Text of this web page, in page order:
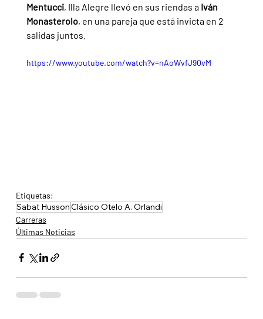
Mentucci, Illa Alegre llevó en sus riendas a Iván
Monasterolo, en una pareja que está invicta en 2
salidas juntos.
https://www.youtube.com/watch?v=nAoWvfJ90vM
Etiquetas:
Sabat HussonClásico Otelo A. Orlandi
Carreras
Últimas Noticias